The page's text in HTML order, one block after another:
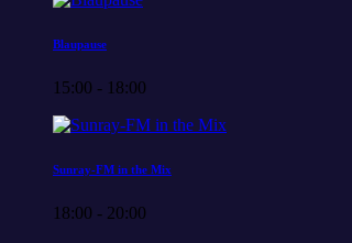
Blaupause
15:00 - 18:00
Sunray-FM in the Mix
18:00 - 20:00